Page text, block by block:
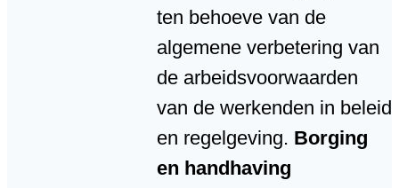
ten behoeve van de
algemene verbetering van
de arbeidsvoorwaarden
van de werkenden in beleid
en regelgeving. Borging
en handhaving